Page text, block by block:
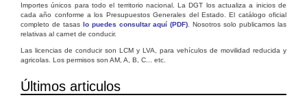
Importes únicos para todo el territorio nacional. La DGT los actualiza a inicios de
cada año conforme a los Presupuestos Generales del Estado. El catálogo oficial
completo de tasas lo puedes consultar aquí (PDF) . Nosotros solo publicamos las
relativas al carnet de conducir.
Las licencias de conducir son LCM y LVA, para vehículos de movilidad reducida y
agricolas. Los permisos son AM, A, B, C... etc.
Últimos articulos